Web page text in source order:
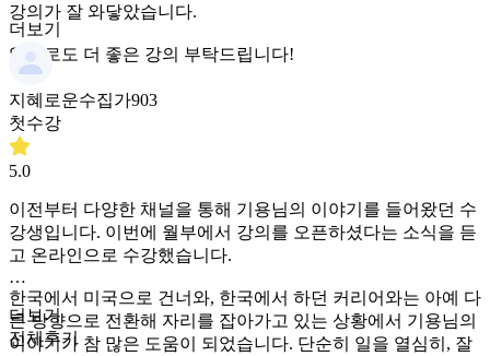
강의가 잘 와닿았습니다.
앞으로도 더 좋은 강의 부탁드립니다!
더보기
지혜로운수집가903
첫수강
5.0
이전부터 다양한 채널을 통해 기용님의 이야기를 들어왔던 수
강생입니다. 이번에 월부에서 강의를 오픈하셨다는 소식을 듣
고 온라인으로 수강했습니다.
한국에서 미국으로 건너와, 한국에서 하던 커리어와는 아예 다
른 방향으로 전환해 자리를 잡아가고 있는 상황에서 기용님의
이야기가 참 많은 도움이 되었습니다. 단순히 일을 열심히, 잘
더보기
전체후기